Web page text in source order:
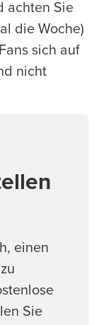
achten Sie
die Woche)
sich auf
nicht
einen
Sie